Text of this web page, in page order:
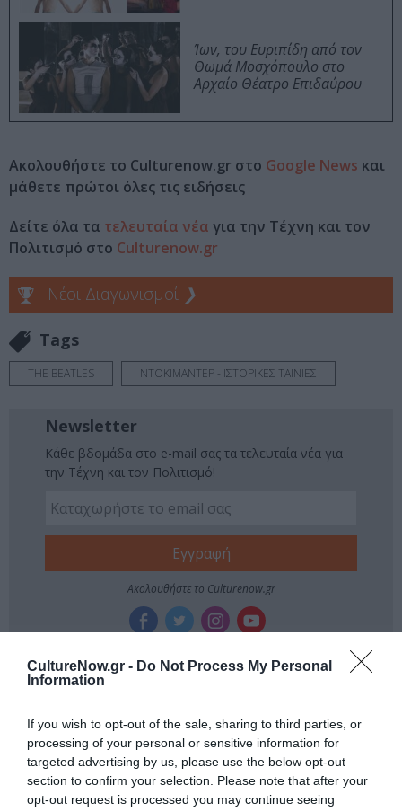
CultureNow.gr - Do Not Process My Personal
Information
If you wish to opt-out of the sale, sharing to third parties, or
processing of your personal or sensitive information for
targeted advertising by us, please use the below opt-out
section to confirm your selection. Please note that after your
opt-out request is processed you may continue seeing
Ίων, του Ευριπίδη από τον
Θωμά Μοσχόπουλο στο
Αρχαίο Θέατρο Επιδαύρου
Ακολουθήστε το Culturenow.gr στο Google News και
μάθετε πρώτοι όλες τις ειδήσεις
Δείτε όλα τα τελευταία νέα για την Τέχνη και τον
Πολιτισμό στο Culturenow.gr
Νέοι Διαγωνισμοί ❯
Tags
THE BEATLES ΝΤΟΚΙΜΑΝΤΕΡ - ΙΣΤΟΡΙΚΕΣ ΤΑΙΝΙΕΣ
Newsletter
Κάθε βδομάδα στο e-mail σας τα τελευταία νέα για
την Τέχνη και τον Πολιτισμό!
Ακολουθήστε το Culturenow.gr